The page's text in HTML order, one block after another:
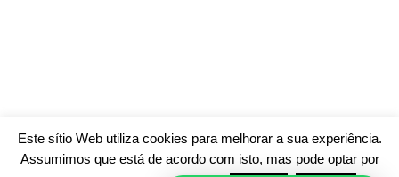
Este sítio Web utiliza cookies para melhorar a sua experiência.
Assumimos que está de acordo com isto, mas pode optar por